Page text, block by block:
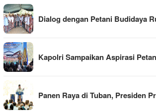
Dialog dengan Petani Budidaya
Kapolri Sampaikan Aspirasi
Panen Raya di Tuban, Presiden